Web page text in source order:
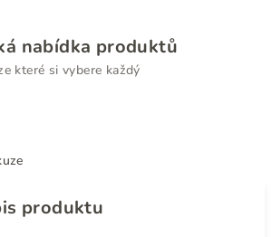
nabídka produktů
které si vybere každý
produktu